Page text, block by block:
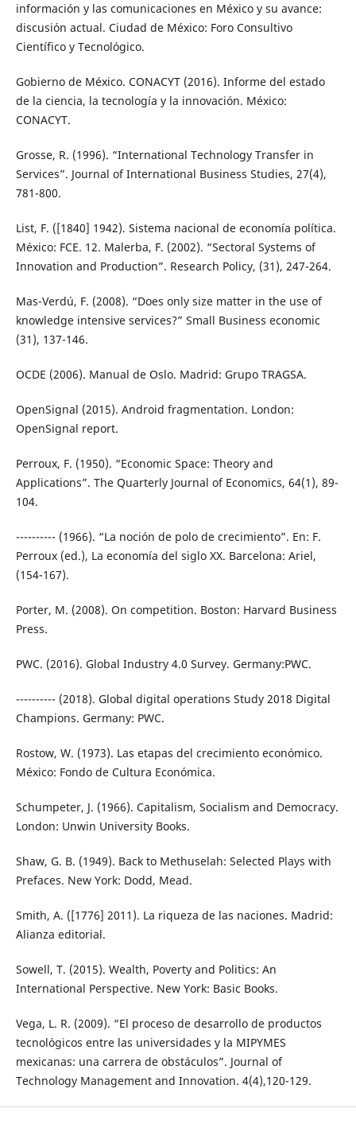
información y las comunicaciones en México y su avance:
discusión actual. Ciudad de México: Foro Consultivo
Científico y Tecnológico.
Gobierno de México. CONACYT (2016). Informe del estado
de la ciencia, la tecnología y la innovación. México:
CONACYT.
Grosse, R. (1996). “International Technology Transfer in
Services”. Journal of International Business Studies, 27(4),
781-800.
List, F. ([1840] 1942). Sistema nacional de economía política.
México: FCE. 12. Malerba, F. (2002). “Sectoral Systems of
Innovation and Production”. Research Policy, (31), 247-264.
Mas-Verdú, F. (2008). “Does only size matter in the use of
knowledge intensive services?” Small Business economic
(31), 137-146.
OCDE (2006). Manual de Oslo. Madrid: Grupo TRAGSA.
OpenSignal (2015). Android fragmentation. London:
OpenSignal report.
Perroux, F. (1950). “Economic Space: Theory and
Applications”. The Quarterly Journal of Economics, 64(1), 89-
104.
---------- (1966). “La noción de polo de crecimiento”. En: F.
Perroux (ed.), La economía del siglo XX. Barcelona: Ariel,
(154-167).
Porter, M. (2008). On competition. Boston: Harvard Business
Press.
PWC. (2016). Global Industry 4.0 Survey. Germany:PWC.
---------- (2018). Global digital operations Study 2018 Digital
Champions. Germany: PWC.
Rostow, W. (1973). Las etapas del crecimiento económico.
México: Fondo de Cultura Económica.
Schumpeter, J. (1966). Capitalism, Socialism and Democracy.
London: Unwin University Books.
Shaw, G. B. (1949). Back to Methuselah: Selected Plays with
Prefaces. New York: Dodd, Mead.
Smith, A. ([1776] 2011). La riqueza de las naciones. Madrid:
Alianza editorial.
Sowell, T. (2015). Wealth, Poverty and Politics: An
International Perspective. New York: Basic Books.
Vega, L. R. (2009). “El proceso de desarrollo de productos
tecnológicos entre las universidades y la MIPYMES
mexicanas: una carrera de obstáculos”. Journal of
Technology Management and Innovation. 4(4),120-129.